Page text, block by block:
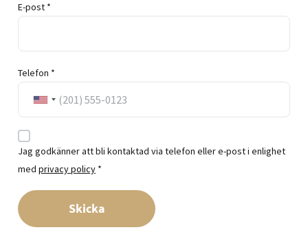
E-post *
Telefon *
Jag godkänner att bli kontaktad via telefon eller e-post i enlighet
med privacy policy *
Skicka